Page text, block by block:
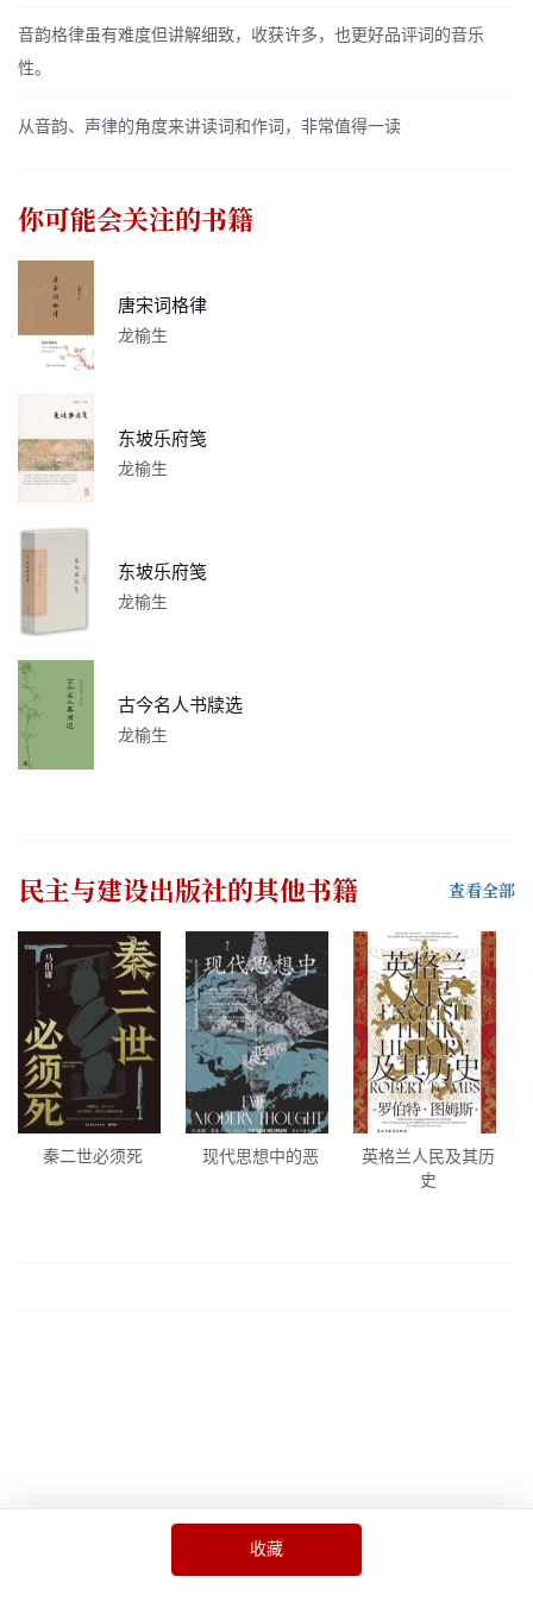
音韵格律虽有难度但讲解细致，收获许多，也更好品评词的音乐
性。
从音韵、声律的角度来讲读词和作词，非常值得一读
你可能会关注的书籍
唐宋词格律
龙榆生
东坡乐府笺
龙榆生
东坡乐府笺
龙榆生
古今名人书牍选
龙榆生
民主与建设出版社的其他书籍 查看全部
秦二世必须死 现代思想中的恶
英格兰人民及其历
史
收藏